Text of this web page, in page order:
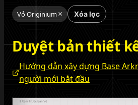
Vỏ Originium× Xóa lọc
Duyệt bản thiết
Hướng dẫn xây dựng Base
người mới bắt đầu